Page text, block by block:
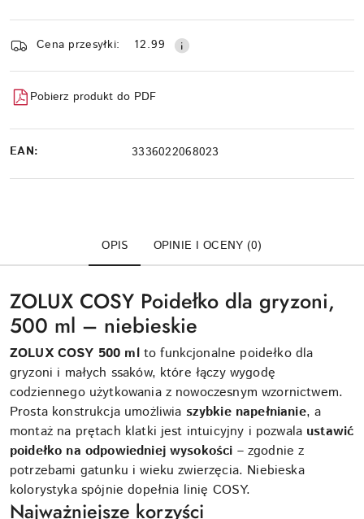
Dostępność
i
dostawa
Cena przesyłki: 12.99
Pobierz produkt do PDF
EAN: 3336022068023
OPIS OPINIE I OCENY (0)
ZOLUX COSY Poidełko dla gryzoni,
500 ml – niebieskie
ZOLUX COSY 500 mlto funkcjonalne poidełko dla
gryzoni i małych ssaków, które łączy wygodę
codziennego użytkowania z nowoczesnym wzornictwem.
Prosta konstrukcja umożliwia szybkie napełnianie, a
montaż na prętach klatki jest intuicyjny i pozwala ustawić
poidełko na odpowiedniej wysokości – zgodnie z
potrzebami gatunku i wieku zwierzęcia. Niebieska
kolorystyka spójnie dopełnia linię COSY.
Najważniejsze korzyści